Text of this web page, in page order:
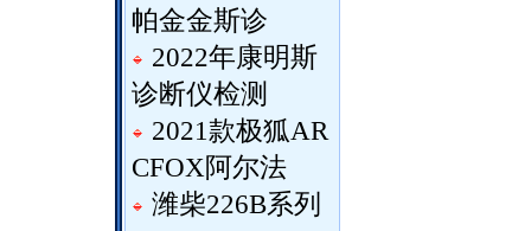
帕金金斯诊
2022年康明斯
诊断仪检测
2021款极狐AR
CFOX阿尔法
潍柴226B系列